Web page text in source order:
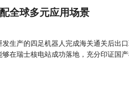
全球多元应用场景
生产的四足机器人完成海关通关后出
在瑞士核电站成功落地，充分印证国